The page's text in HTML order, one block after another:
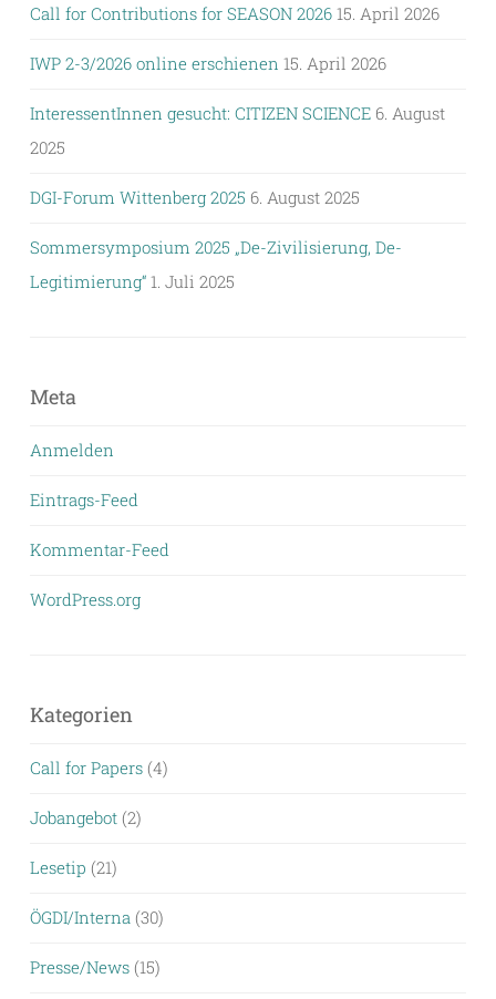
Call for Contributions for SEASON 2026 15. April 2026
IWP 2-3/2026 online erschienen 15. April 2026
InteressentInnen gesucht: CITIZEN SCIENCE 6. August
2025
DGI-Forum Wittenberg 2025 6. August 2025
Sommersymposium 2025 „De-Zivilisierung, De-
Legitimierung“ 1. Juli 2025
Meta
Anmelden
Eintrags-Feed
Kommentar-Feed
WordPress.org
Kategorien
Call for Papers (4)
Jobangebot (2)
Lesetip (21)
ÖGDI/Interna (30)
Presse/News (15)